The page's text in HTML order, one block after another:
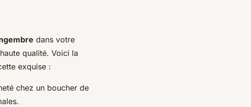
dans votre
qualité. Voici la
exquise :
chez un boucher de